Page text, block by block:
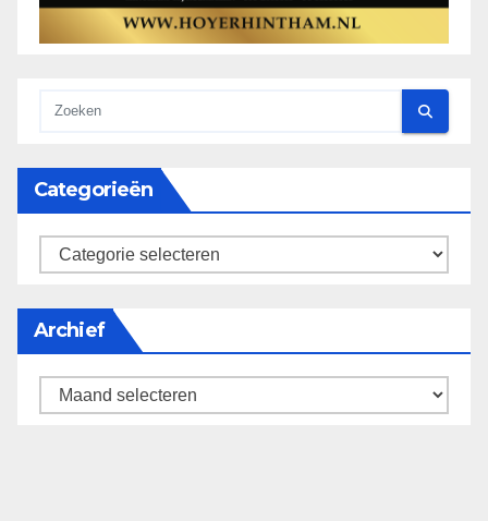
Categorieën
categorieën
Archief
Archief